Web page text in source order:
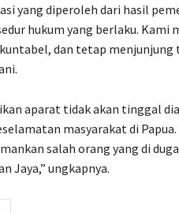
yang diperoleh dari hasil
hukum yang berlaku. Kami
dan tetap menjunjung
aparat tidak akan tinggal
masyarakat di
salah orang yang di
Jaya,” ungkapnya.